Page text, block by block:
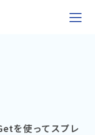
を使ってスプレ